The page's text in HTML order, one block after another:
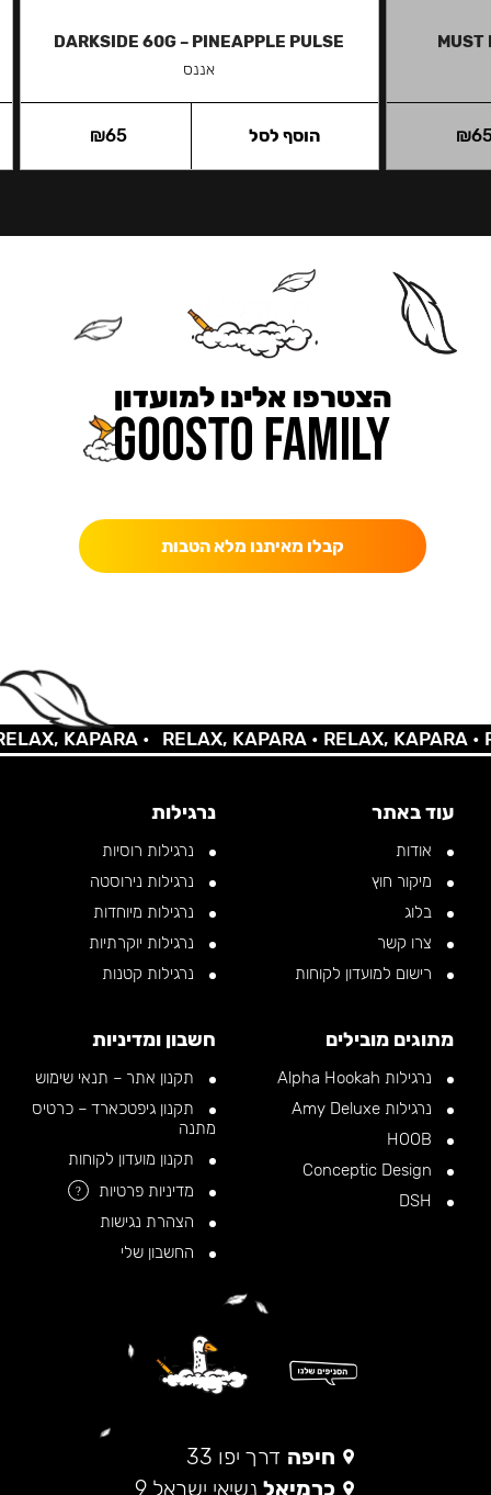
MUST
₪
DARKSIDE 60G – PINEAPPLE PULSE
אננס
₪65 הוסף לסל
הצטרפו אלינו למועדון
קבלו מאיתנו מלא הטבות
KAPARA • RELAX, KAPARA •RELAX, KAPARA •
עוד באתר
אודות
מיקור חוץ
בלוג
צרו קשר
רישום למועדון לקוחות
נרגילות
נרגילות רוסיות
נרגילות נירוסטה
נרגילות מיוחדות
נרגילות יוקרתיות
נרגילות קטנות
מתוגים מובילים
נרגילות Alpha Hookah
נרגילות Amy Deluxe
חשבון ומדיניות
תקנון אתר – תנאי שימוש
תקנון גיפטכארד – כרטיס
מתנה
תקנון מועדון לקוחות
מדיניות פרטיות
?
הצהרת נגישות
החשבון שלי
חיפה דרך יפו 33
כרמיאל נשיאי ישראל 9